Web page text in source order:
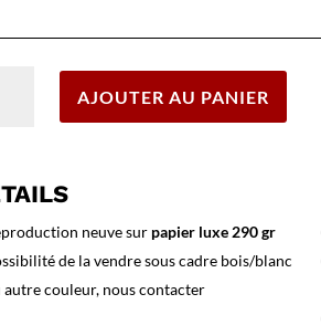
AJOUTER AU PANIER
neuve sur papier luxe 290 gr
de la vendre sous cadre bois/blanc
autre couleur, nous contacter